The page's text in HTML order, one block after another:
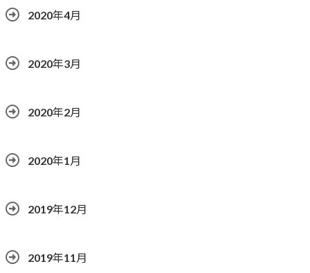
2020年4月
2020年3月
2020年2月
2020年1月
2019年12月
2019年11月